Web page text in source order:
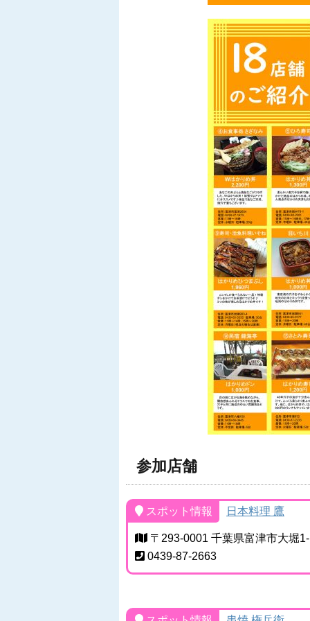
参加店舗
スポット情報 日本料理 鷹
〒293-0001 千葉県富津市大堀
0439-87-2663